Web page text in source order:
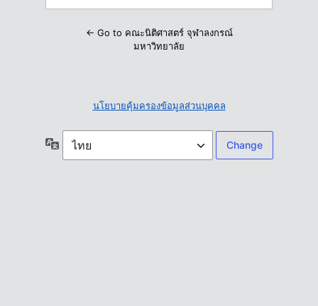
← Go to คณะนิติศาสตร์ จุฬาลงกรณ์
มหาวิทยาลัย
นโยบายคุ้มครองข้อมูลส่วนบุคคล
ภาษา